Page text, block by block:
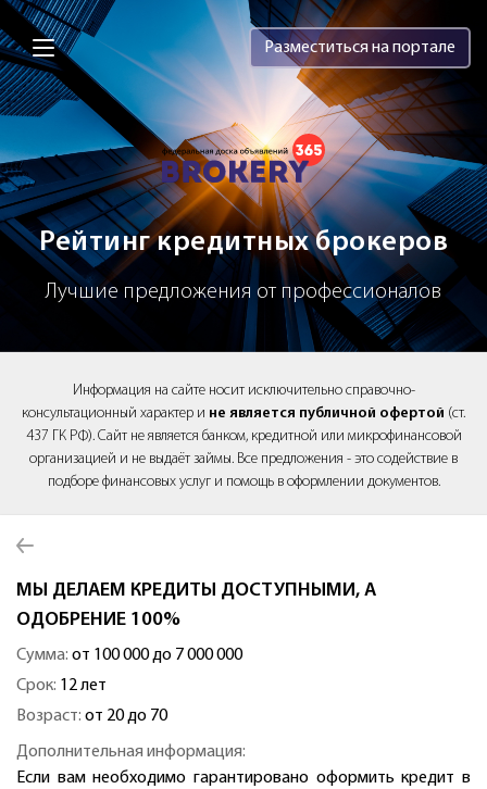
Brokery365 - Рейтинг кредитных
Разместиться на портале
Рейтинг кредитных брокеров
Лучшие предложения от профессионалов
Информация на сайте носит исключительно справочно-
консультационный характер и не является публичной офертой (ст.
437 ГК РФ). Сайт не является банком, кредитной или микрофинансовой
организацией и не выдаёт займы. Все предложения - это содействие в
подборе финансовых услуг и помощь в оформлении документов.
МЫ ДЕЛАЕМ КРЕДИТЫ ДОСТУПНЫМИ, А
ОДОБРЕНИЕ 100%
Сумма: от 100 000 до 7 000 000
Срок: 12 лет
Возраст: от 20 до 70
Дополнительная информация:
Если вам необходимо гарантировано оформить кредит в